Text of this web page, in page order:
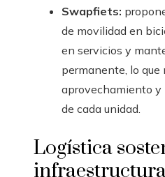
Swapfiets:
de movilidad en
en servicios y
permanente, lo que
aprovechamiento y
de cada unidad.
Logística